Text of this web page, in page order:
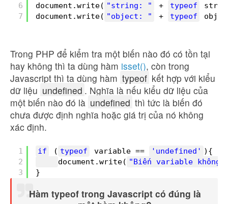
6
7
document.write( "string: " + typeof
document.write( "object: " + typeof
Trong PHP để kiểm tra một biến nào đó có tồn tại
hay không thì ta dùng hàm isset(), còn trong
Javascript thì ta dùng hàm typeof kết hợp với kiểu
dữ liệu undefined . Nghĩa là nếu kiểu dữ liệu của
một biến nào đó là undefined thì tức là biến đó
chưa được định nghĩa hoặc giá trị của nó không
xác định.
1
2
3
if ( typeof variable == 'undefined' ){
document.write( "Biến variable không
}
Hàm typeof trong Javascript có đúng là